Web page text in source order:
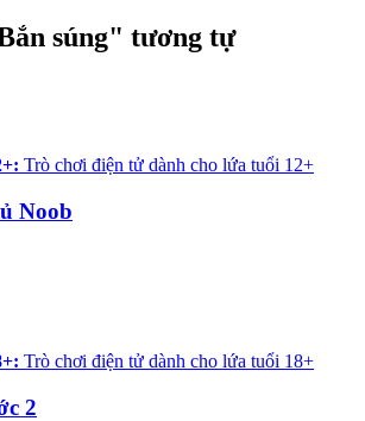
súng" tương tự
: Trò chơi điện tử dành cho lứa tuổi 12+
Noob
: Trò chơi điện tử dành cho lứa tuổi 18+
2